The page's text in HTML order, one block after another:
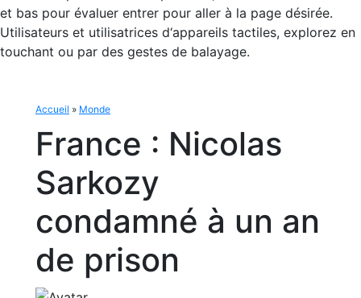
et bas pour évaluer entrer pour aller à la page désirée.
Utilisateurs et utilisatrices d‘appareils tactiles, explorez en
touchant ou par des gestes de balayage.
Accueil » Monde
France : Nicolas
Sarkozy
condamné à un an
de prison